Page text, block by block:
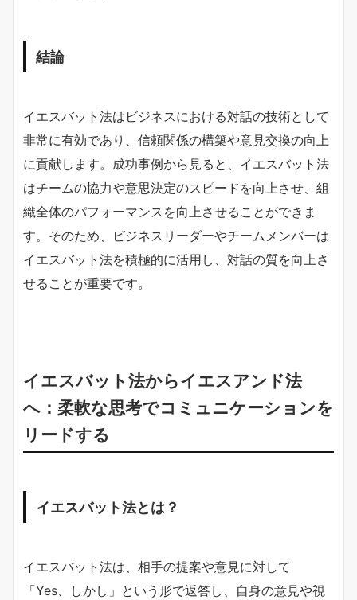
結論
イエスバット法はビジネスにおける対話の技術として
非常に有効であり、信頼関係の構築や意見交換の向上
に貢献します。成功事例から見ると、イエスバット法
はチームの協力や意思決定のスピードを向上させ、組
織全体のパフォーマンスを向上させることができま
す。そのため、ビジネスリーダーやチームメンバーは
イエスバット法を積極的に活用し、対話の質を向上さ
せることが重要です。
イエスバット法からイエスアンド法
へ：柔軟な思考でコミュニケーションを
リードする
イエスバット法とは？
イエスバット法は、相手の提案や意見に対して
「Yes、しかし」という形で返答し、自身の意見や視